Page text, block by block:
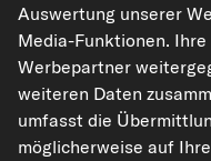
Die hier dargestellten Daten,
nicht vervielfältigt werden. Die
der Datenbank ohne vorherige
Einbeziehung Dritter in solche
unautorisierte Nutzung von
dar und kann rechtliche Schritte
Auswertung unserer
Media-Funktionen.
Werbepartner
weiteren Daten
umfasst die
möglicherweise auf